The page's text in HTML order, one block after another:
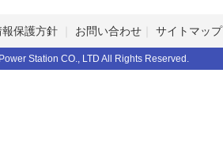
保護方針 お問い合わせ サイトマップ
Station CO., LTD All Rights Reserved.